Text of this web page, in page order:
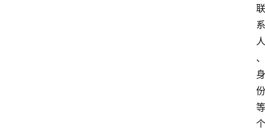
联
系
人
、
身
份
等
个